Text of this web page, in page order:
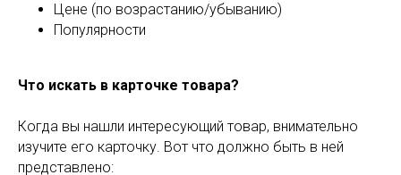
Цене (по возрастанию/убыванию)
Популярности
Что искать в карточке товара?
Когда вы нашли интересующий товар, внимательно
изучите его карточку. Вот что должно быть в ней
представлено: